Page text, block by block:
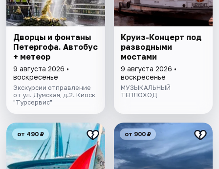
Дворцы и фонтаны
Петергофа. Автобус
+ метеор
9 августа 2026 •
воскресенье
Экскурсии отправление
от ул. Думская, д.2. Киоск
"Турсервис"
Круиз-Концерт под
разводными
мостами
9 августа 2026 •
воскресенье
МУЗЫКАЛЬНЫЙ
ТЕПЛОХОД
от 490 ₽ от 900 ₽